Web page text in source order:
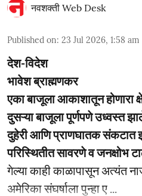
नवशक्ती Web Desk
Published on: 23 Jul 2026, 1:58 am
देश-विदेश
भावेश ब्राह्मणकर
एका बाजूला आकाशातून होणारा
दुसऱ्या बाजूला पूर्णपणे उध्वस्त
दुहेरी आणि प्राणघातक संकटात
परिस्थितीत सावरणे व जनक्षोभ
गेल्या काही काळापासून अत्यंत
अमेरिका संघर्षाला पुन्हा ए ...